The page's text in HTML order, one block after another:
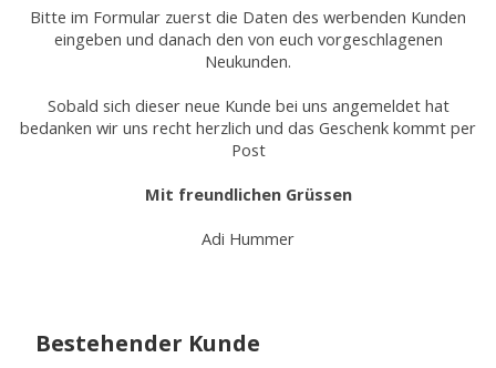
Bitte im Formular zuerst die Daten des werbenden Kunden
eingeben und danach den von euch vorgeschlagenen
Neukunden.
Sobald sich dieser neue Kunde bei uns angemeldet hat
bedanken wir uns recht herzlich und das Geschenk kommt per
Post
Mit freundlichen Grüssen
Adi Hummer